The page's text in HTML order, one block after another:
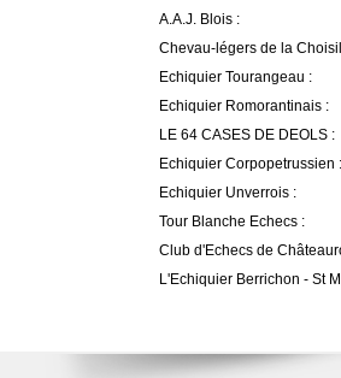
A.A.J. Blois :
Chevau-légers de la
Echiquier Tourangeau :
Echiquier Romorantinais :
LE 64 CASES DE DEOLS :
Echiquier Corpopetrussien :
Echiquier Unverrois :
Tour Blanche Echecs :
Club d'Echecs de
L'Echiquier Berrichon - St